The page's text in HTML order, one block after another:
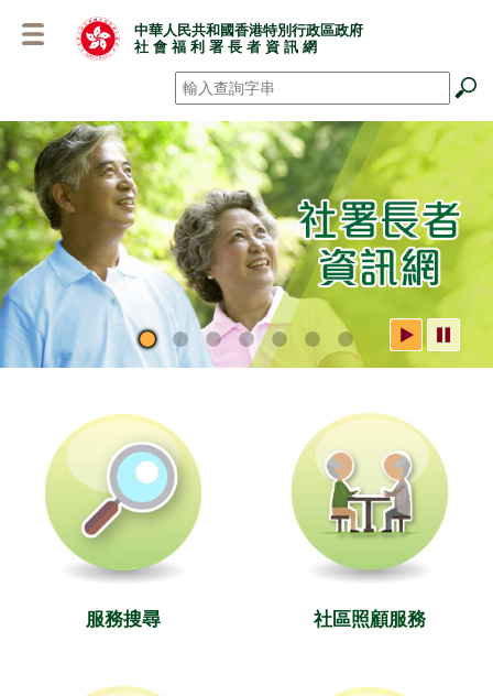
容
中華人民共和國香港特別行政區政府
社 會 福 利 署 長 者 資 訊 網
搜尋 *
社署長者資訊網
服務搜尋 社區照顧服務